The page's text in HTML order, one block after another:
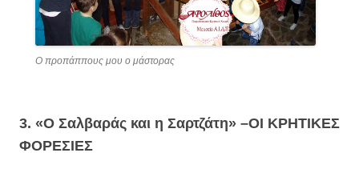
Ο προπάππους μου ο μάστορας
3. «Ο Σαλβαράς και η Σαρτζάτη» –ΟΙ ΚΡΗΤΙΚΕΣ
ΦΟΡΕΣΙΕΣ